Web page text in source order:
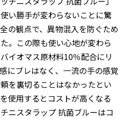
い勝手が変わらないことに驚
の観点で、異物混入を防ぐため
。この際も使い心地が変わら
イオマス原材料10％配合にリ
にブレはなく、一流の手の感覚
を裏切ることはなかったとい
使用するとコストが高くなる
ニスタラップ 抗菌ブルーはコ